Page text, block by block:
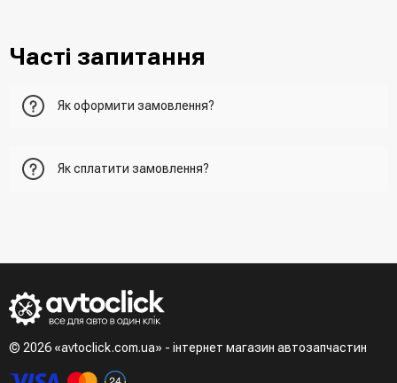
Часті запитання
Як оформити замовлення?
нього та вказати всю необхідну інформацію про
зателефонує менеджер для підтвердження та уточнення
Третій варіант - зробити замовлення в телефонному
Четвертий варіант - замовити через доступні месенджери
Як сплатити замовлення?
© 2026 «avtoclick.com.ua» - інтернет магазин автозапчастин